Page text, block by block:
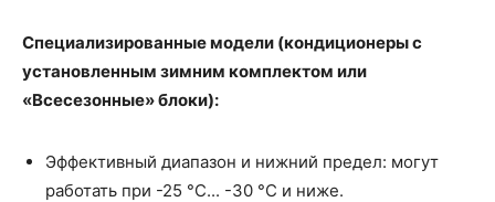
Специализированные модели (кондиционеры с
установленным зимним комплектом или
«Всесезонные» блоки):
Эффективный диапазон и нижний предел: могут
работать при -25 °C... -30 °C и ниже.